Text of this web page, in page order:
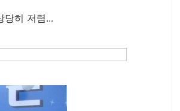
당히 저렴...